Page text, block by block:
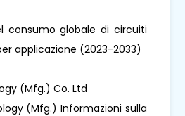
consumo globale di circuiti
applicazione (2023-2033)
(Mfg.) Co. Ltd
(Mfg.) Informazioni sulla